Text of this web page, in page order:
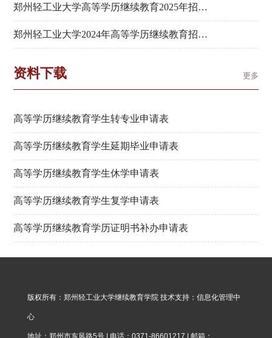
作的通知
郑州轻工业大学高等学历继续教育2025年招生
简章
郑州轻工业大学2024年高等学历继续教育招生
资料下载 更多
高等学历继续教育学生转专业申请表
高等学历继续教育学生延期毕业申请表
高等学历继续教育学生休学申请表
高等学历继续教育学生复学申请表
高等学历继续教育学历证明书补办申请表
版权所有：郑州轻工业大学继续教育学院 技术支持：信息化管理中
心
地址：郑州市东风路5号 | 电话：0371-86601217 | 邮箱：